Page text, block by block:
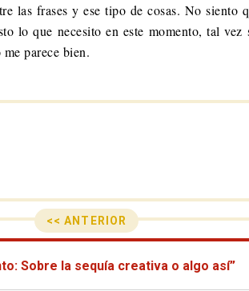
las frases y ese tipo de cosas. No
lo que necesito en este momento, tal
parece bien.
<< ANTERIOR
Sobre la sequía creativa o algo así”